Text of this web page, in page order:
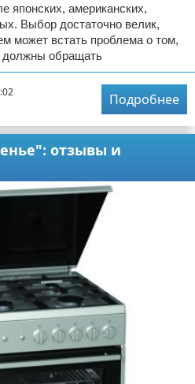
японских, американских,
Выбор достаточно велик,
может встать проблема о том,
обращать
Подробнее
отзывы и